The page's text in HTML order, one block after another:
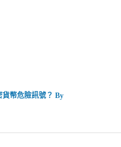
貨幣危險訊號？ By